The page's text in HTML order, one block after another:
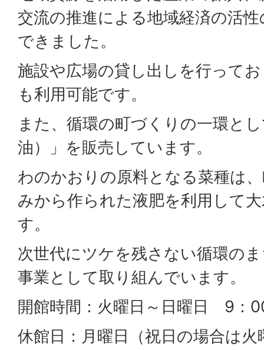
交流の推進による地域経済の活
できました。
施設や広場の貸し出しを行って
も利用可能です。
また、循環の町づくりの一環と
油）」を販売しています。
わのかおりの原料となる菜種は
みから作られた液肥を利用して
す。
次世代にツケを残さない循環の
事業として取り組んでいます。
開館時間：火曜日～日曜日 9：
休館日：月曜日（祝日の場合は火